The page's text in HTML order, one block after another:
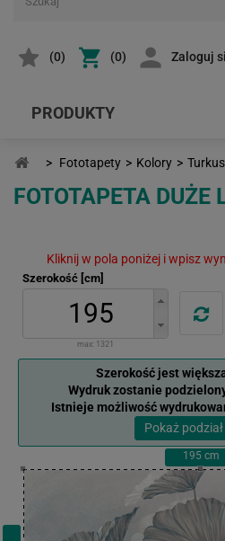
(0) (0) Zaloguj
PRODUKTY
> Fototapety > Kolory >
FOTOTAPETA DUŻE
Kliknij w pola poniżej i wpisz
Szerokość [cm]
max: 1321
Szerokość jest
Wydruk zostanie
Istnieje możliwość
Pokaż
195cm